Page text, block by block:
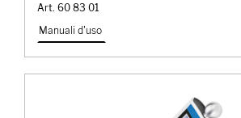
Art. 60 83 01
Manuali d'uso